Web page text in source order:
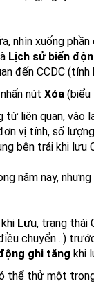
nhìn xuống
Lịch sử biến
đến CCDC (tính
nút Xóa (biểu
từ liên quan, vào
vị tính, số
bên trái khi lưu
năm nay,
khi Lưu, trạng thái
chuyển…)
ghi tăng khi
thể thử một